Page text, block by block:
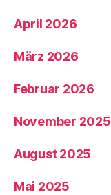
April 2026
März 2026
Februar 2026
November 2025
August 2025
Mai 2025